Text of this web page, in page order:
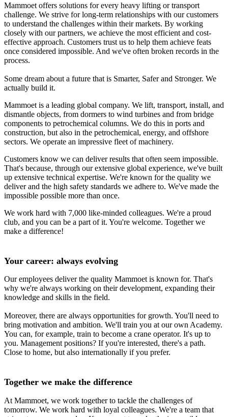
Mammoet offers solutions for every heavy lifting or transport
challenge. We strive for long-term relationships with our customers
to understand the challenges within their markets. By working
closely with our partners, we achieve the most efficient and cost-
effective approach. Customers trust us to help them achieve feats
once considered impossible. And we've often broken records in the
process.
Some dream about a future that is Smarter, Safer and Stronger. We
actually build it.
Mammoet is a leading global company. We lift, transport, install, and
dismantle objects, from dormers to wind turbines and from bridge
components to petrochemical columns. We do this in ports and
construction, but also in the petrochemical, energy, and offshore
sectors. We operate an impressive fleet of machinery.
Customers know we can deliver results that often seem impossible.
That's because, through our extensive global experience, we've built
up extensive technical expertise. We're known for the quality we
deliver and the high safety standards we adhere to. We've made the
impossible possible more than once.
We work hard with 7,000 like-minded colleagues. We're a proud
club, and you can be a part of it. You're welcome. Together we
make a difference!
Your career: always evolving
Our employees deliver the quality Mammoet is known for. That's
why we're always working on their development, expanding their
knowledge and skills in the field.
Moreover, there are always opportunities for growth. You'll need to
bring motivation and ambition. We'll train you at our own Academy.
You can, for example, train to become a crane operator. It's up to
you. Management positions? If you're interested, there's a path.
Close to home, but also internationally if you prefer.
Together we make the difference
At Mammoet, we work together to tackle the challenges of
tomorrow. We work hard with loyal colleagues. We're a team that